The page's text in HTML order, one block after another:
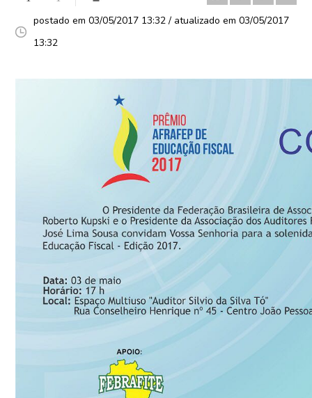
postado em 03/05/2017 13:32 / atualizado em 03/05/2017
13:32